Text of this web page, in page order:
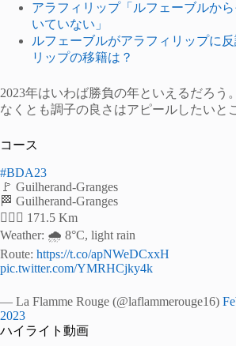
アラフィリップ「ルフェーブルか
いていない」
ルフェーブルがアラフィリップに
リップの移籍は？
2023年はいわば勝負の年といえるだろう
なくとも調子の良さはアピールしたいと
コース
#BDA23
🚩 Guilherand-Granges
🏁 Guilherand-Granges
🚴🏻‍♂️ 171.5 Km
Weather: 🌧 8°C, light rain
Route: https://t.co/apNWeDCxxH
pic.twitter.com/YMRHCjky4k
— La Flamme Rouge (@laflammerouge16)
2023
ハイライト動画